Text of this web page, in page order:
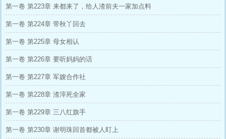
第一卷 第223章 来都来了，给人渣前夫一家加点料
第一卷 第224章 带秋丫回去
第一卷 第225章 母女相认
第一卷 第226章 要听妈妈的话
第一卷 第227章 军嫂合作社
第一卷 第228章 渣滓死全家
第一卷 第229章 三八红旗手
第一卷 第230章 谢明珠回首都被人盯上